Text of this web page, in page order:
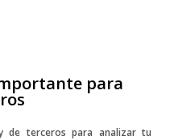
para
de terceros para analizar tu